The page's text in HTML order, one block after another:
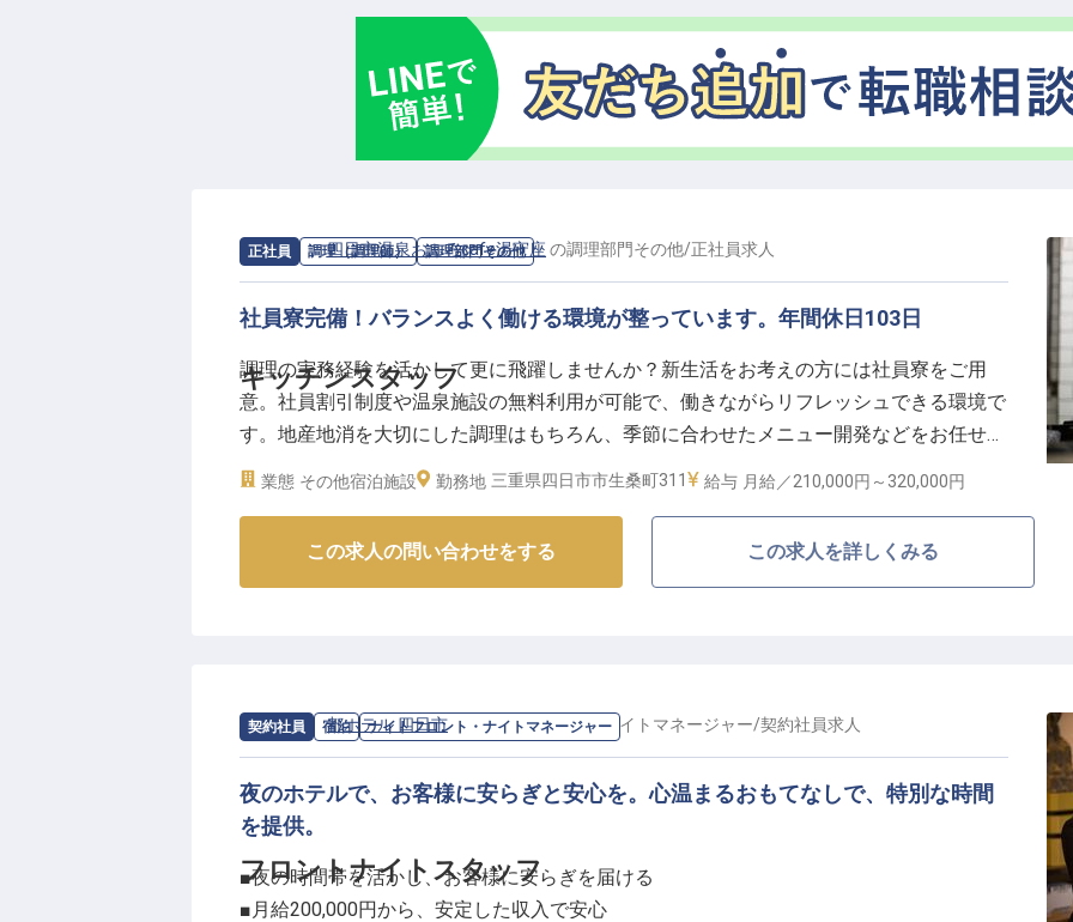
一連のおもてなし業務をお任せします。お客様の笑顔を間近で見られるやりがいのあるお
経験が浅い方も、先輩スタッフが丁寧にサポートいたしますのでご安心ください。
ーー【働きやすい環境とキャリアアップの機会】
児休暇取得率・復帰率が100%と、ライフイベントを大切にしながらキャリアを築ける職
場です。
資格取得支援制度や研修制度も充実しており、おもてなしのプロフェッショナルとして成
長できる機会が豊富にあります。
※2026年04月22日時点の情報です
正社員 調理（調理師） 調理部門その他
キッチンスタッフ
求人情報：四日市温泉おふろcafe湯守座 の調理部門その他/正社員求人
社員寮完備！バランスよく働ける環境が整っています。年間休日103日
調理の実務経験を活かして更に飛躍しませんか？新生活をお考えの方には社員寮をご用
意。社員割引制度や温泉施設の無料利用が可能で、働きながらリフレッシュできる環境で
す。地産地消を大切にした調理はもちろん、季節に合わせたメニュー開発などをお任せし
ます。「四日市温泉 おふろcafe湯守座」は、大衆演劇を楽しめる劇場も備えた温泉施
設。カプセルホテル形態で、ビジネスを目的としたお客様も訪れます。※この求人は2024
業態 その他宿泊施設 勤務地 三重県四日市市生桑町311 給与 月給／210,000円～ 320,000円
この求人の問い合わせをする この求人を詳しくみる
契約社員 宿泊 ナイトフロント・ナイトマネージャー
フロントナイトスタッフ
求人情報：都ホテル 四日市の ナイトフロント・ナイトマネージャー/契約社員求人
夜のホテルで、お客様に安らぎと安心を。心温まるおもてなしで、特別な時間
を提供。
■夜の時間帯を活かし、お客様に安らぎを届ける
■月給200,000円から、安定した収入で安心